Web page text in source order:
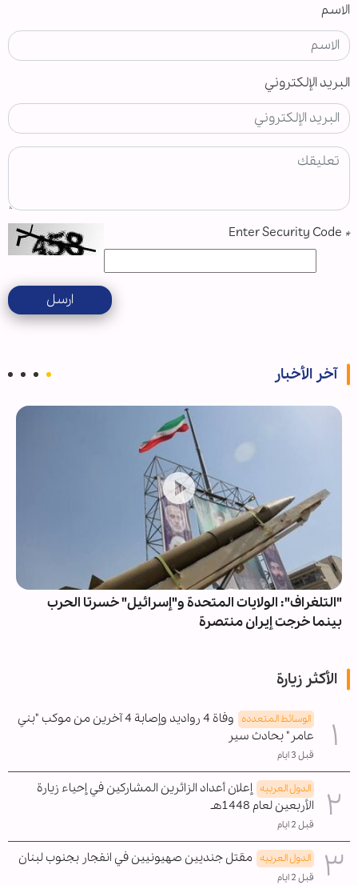
الاسم
البريد الإلكتروني
*
ارسل
آخر الأخبار
"التلغراف": الولايات المتحدة و"إسرائيل" خسرتا الحرب
بينما خرجت إيران منتصرة
الأكثر زيارة
الوسائط المتعدده
وفاة 4 رواديد وإصابة 4 آخرين من موكب "بني
عامر" بحادث سير
قبل 3 ايام
الدول العربیه إعلان أعداد الزائرين المشاركين في إحياء زيارة
الأربعين لعام 1448هـ
قبل 2 ايام
الدول العربیه مقتل جنديين صهيونيين في انفجار بجنوب لبنان
قبل 2 ايام